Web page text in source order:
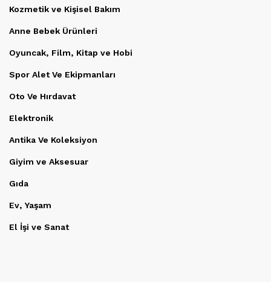
Kozmetik ve Kişisel Bakım
Anne Bebek Ürünleri
Oyuncak, Film, Kitap ve Hobi
Spor Alet Ve Ekipmanları
Oto Ve Hırdavat
Elektronik
Antika Ve Koleksiyon
Giyim ve Aksesuar
Gıda
Ev, Yaşam
El İşi ve Sanat